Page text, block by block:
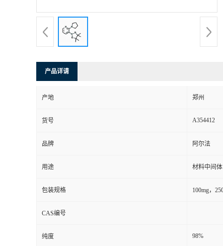
产品详请
产地 郑州
货号 A354412
品牌 阿尔法
用途 材料中间体
包装规格 100mg，
CAS编号
纯度 98%